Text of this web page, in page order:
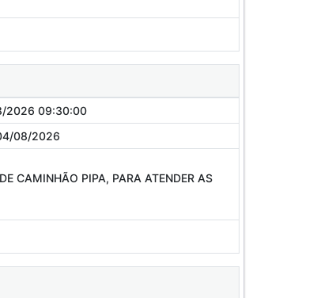
2026 09:30:00
08/2026
CAMINHÃO PIPA, PARA ATENDER AS